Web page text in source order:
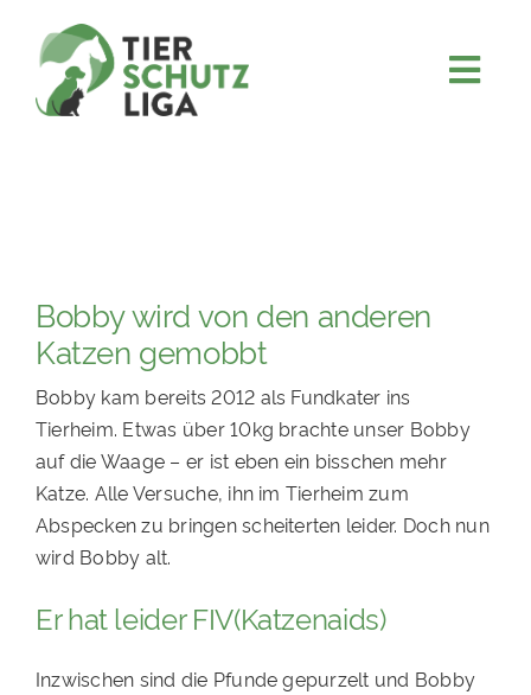
content
FÖRDERN & VERERBEN
KOOPERATIONEN
4KIDS
TIERHEIMTIERE
TIERHEIME
PATENSCHAFTEN
HELFER WERDEN
Bobby wird von den anderen
Katzen gemobbt
Bobby kam bereits 2012 als Fundkater ins
Tierheim. Etwas über 10kg brachte unser Bobby
auf die Waage – er ist eben ein bisschen mehr
Katze. Alle Versuche, ihn im Tierheim zum
Abspecken zu bringen scheiterten leider. Doch nun
wird Bobby alt.
Er hat leider FIV(Katzenaids)
Inzwischen sind die Pfunde gepurzelt und Bobby